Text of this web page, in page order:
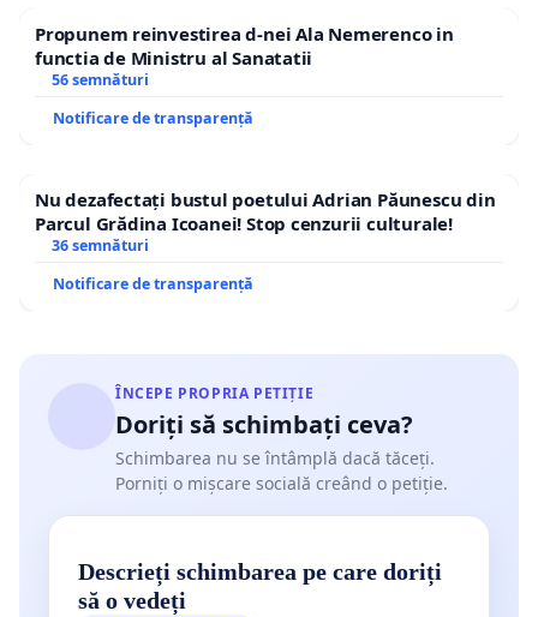
Propunem reinvestirea d-nei Ala Nemerenco in
functia de Ministru al Sanatatii
56 semnături
Notificare de transparență
Nu dezafectați bustul poetului Adrian Păunescu din
Parcul Grădina Icoanei! Stop cenzurii culturale!
36 semnături
Notificare de transparență
ÎNCEPE PROPRIA PETIȚIE
Doriți să schimbați ceva?
Schimbarea nu se întâmplă dacă tăceți.
Porniți o mișcare socială creând o petiție.
Descrieți schimbarea pe care doriți
să o vedeți